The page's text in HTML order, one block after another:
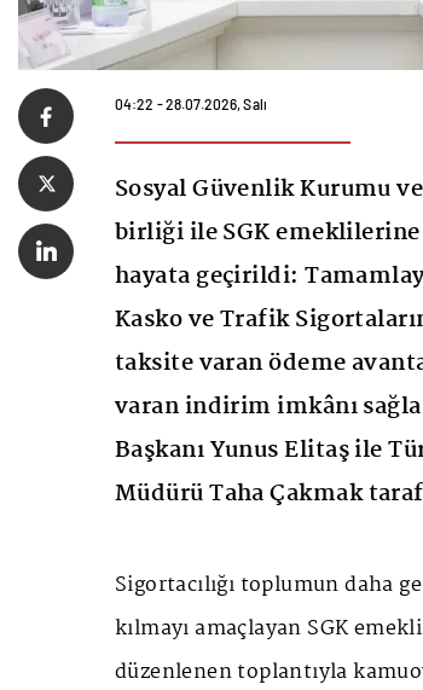
04:22 - 28.07.2026, Salı
Sosyal Güvenlik Kurumu
birliği ile SGK
hayata geçirildi:
Kasko ve Trafik
taksite varan ödeme
varan indirim imkânı
Başkanı Yunus Elitaş ile
Müdürü Taha Çakmak
Sigortacılığı toplumun daha
kılmayı amaçlayan SGK
düzenlenen toplantıyla